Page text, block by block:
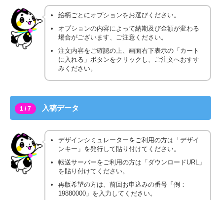
絵柄ごとにオプションをお選びください。
オプションの内容によって納期及び金額が変わる
場合がございます、ご注意ください。
注文内容をご確認の上、画面右下表示の「カート
に入れる」ボタンをクリックし、ご注文へおすす
みください。
1 / 7 入稿データ
デザインシミュレーターをご利用の方は「デザイ
ンキー」を発行して貼り付けてください。
転送サーバーをご利用の方は「ダウンロードURL」
を貼り付けてください。
再版希望の方は、前回お申込みの番号「例：
19880000」を入力してください。